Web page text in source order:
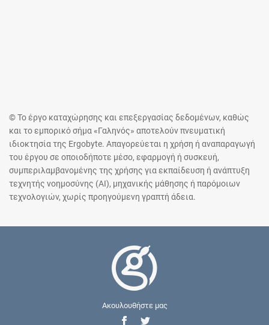
© Το έργο καταχώρησης και επεξεργασίας δεδομένων, καθώς
και το εμπορικό σήμα «Γαληνός» αποτελούν πνευματική
ιδιοκτησία της Ergobyte. Απαγορεύεται η χρήση ή αναπαραγωγή
του έργου σε οποιοδήποτε μέσο, εφαρμογή ή συσκευή,
συμπεριλαμβανομένης της χρήσης για εκπαίδευση ή ανάπτυξη
τεχνητής νοημοσύνης (AI), μηχανικής μάθησης ή παρόμοιων
τεχνολογιών, χωρίς προηγούμενη γραπτή άδεια.
Ακουλουθήστε μας